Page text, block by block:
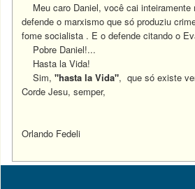
Meu caro Daniel, você cai inteiramente
defende o marxismo que só produziu
fome socialista . E o defende citando o
Pobre Daniel!...
Hasta la Vida!
Sim,"hasta la Vida", que só existe
Corde Jesu, semper,
Orlando Fedeli